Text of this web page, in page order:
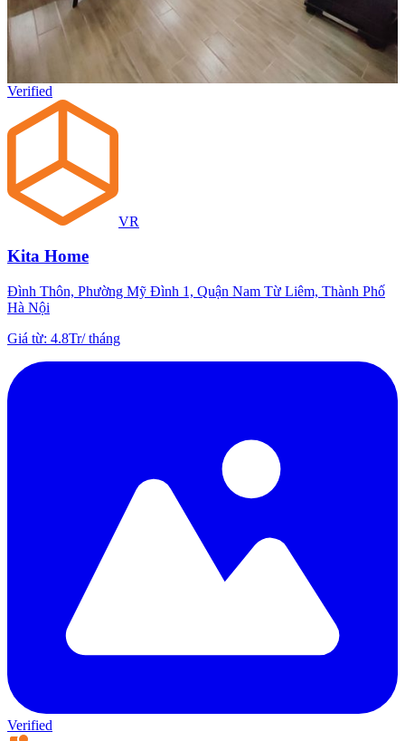
Verified
VR
Kita Home
Đình Thôn, Phường Mỹ Đình 1, Quận Nam Từ Liêm, Thành Phố
Hà Nội
Giá từ: 4.8Tr/tháng
Verified